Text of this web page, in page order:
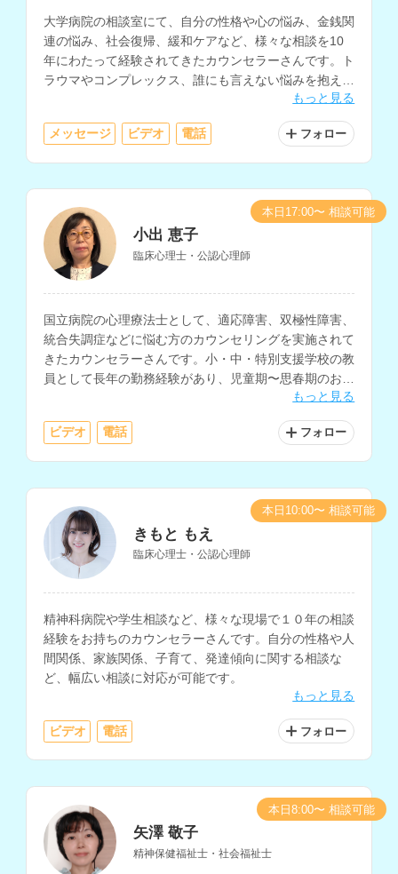
大学病院の相談室にて、自分の性格や心の悩み、金銭関
連の悩み、社会復帰、緩和ケアなど、様々な相談を10
年にわたって経験されてきたカウンセラーさんです。ト
ラウマやコンプレックス、誰にも言えない悩みを抱えて
もっと見る
メッセージ ビデオ 電話 フォロー
小出 恵子
臨床心理士・公認心理師
国立病院の心理療法士として、適応障害、双極性障害、
統合失調症などに悩む方のカウンセリングを実施されて
きたカウンセラーさんです。小・中・特別支援学校の教
員として長年の勤務経験があり、児童期〜思春期のお子
さんや保護者の方、発達障害についてのお悩みも相談し
もっと見る
ビデオ 電話 フォロー
本日17:00〜 相談可能
きもと もえ
臨床心理士・公認心理師
精神科病院や学生相談など、様々な現場で１０年の相談
経験をお持ちのカウンセラーさんです。自分の性格や人
間関係、家族関係、子育て、発達傾向に関する相談な
ど、幅広い相談に対応が可能です。
もっと見る
ビデオ 電話 フォロー
本日10:00〜 相談可能
矢澤 敬子
精神保健福祉士・社会福祉士
本日8:00〜 相談可能